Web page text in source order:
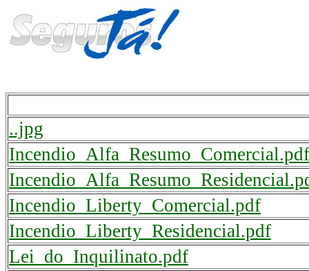
..jpg
Incendio_Alfa_Resumo_Comercial.pdf
Incendio_Liberty_Comercial.pdf
Incendio_Liberty_Residencial.pdf
Lei_do_Inquilinato.pdf